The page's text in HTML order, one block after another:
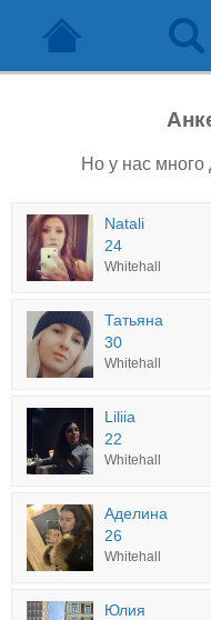
Но у нас много
Natali
24
Whitehall
Татьяна
30
Whitehall
Liliia
22
Whitehall
Аделина
26
Whitehall
Юлия